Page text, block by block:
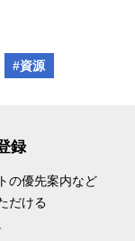
#資源
録
の優先案内など
だける